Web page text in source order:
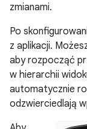
zmianami.
Po
z aplikacji.
aby rozpocząć
w hierarchii
automatycznie
odzwierciedlają